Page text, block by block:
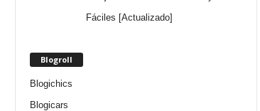
Fáciles [Actualizado]
Blogroll
Blogichics
Blogicars